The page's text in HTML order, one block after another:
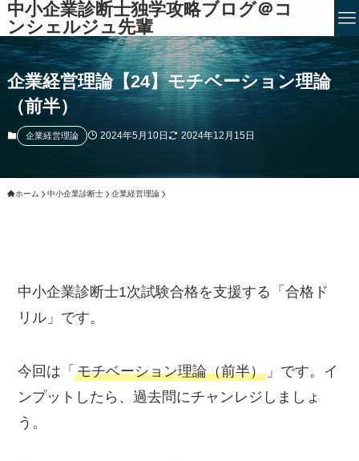
中小企業診断士独学攻略ブログ＠コ
ンシェルジュ先輩
企業経営理論【24】モチベーション理論
（前半）
企業経営理論 2024年5月10日 2024年12月15日
ホーム 中小企業診断士 企業経営理論
中小企業診断士1次試験合格を支援する「合格ド
リル」です。
今回は「モチベーション理論（前半） 」です。イ
ンプットしたら、過去問にチャンレジしましょ
う。